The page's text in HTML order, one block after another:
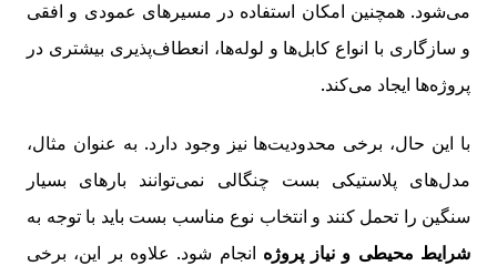
می‌شود. همچنین امکان استفاده در مسیرهای عمودی و افقی
و سازگاری با انواع کابل‌ها و لوله‌ها، انعطاف‌پذیری بیشتری در
پروژه‌ها ایجاد می‌کند.
با این حال، برخی محدودیت‌ها نیز وجود دارد. به عنوان مثال،
مدل‌های پلاستیکی بست چنگالی نمی‌توانند بارهای بسیار
سنگین را تحمل کنند و انتخاب نوع مناسب بست باید با توجه به
شرایط محیطی و نیاز پروژه انجام شود. علاوه بر این، برخی